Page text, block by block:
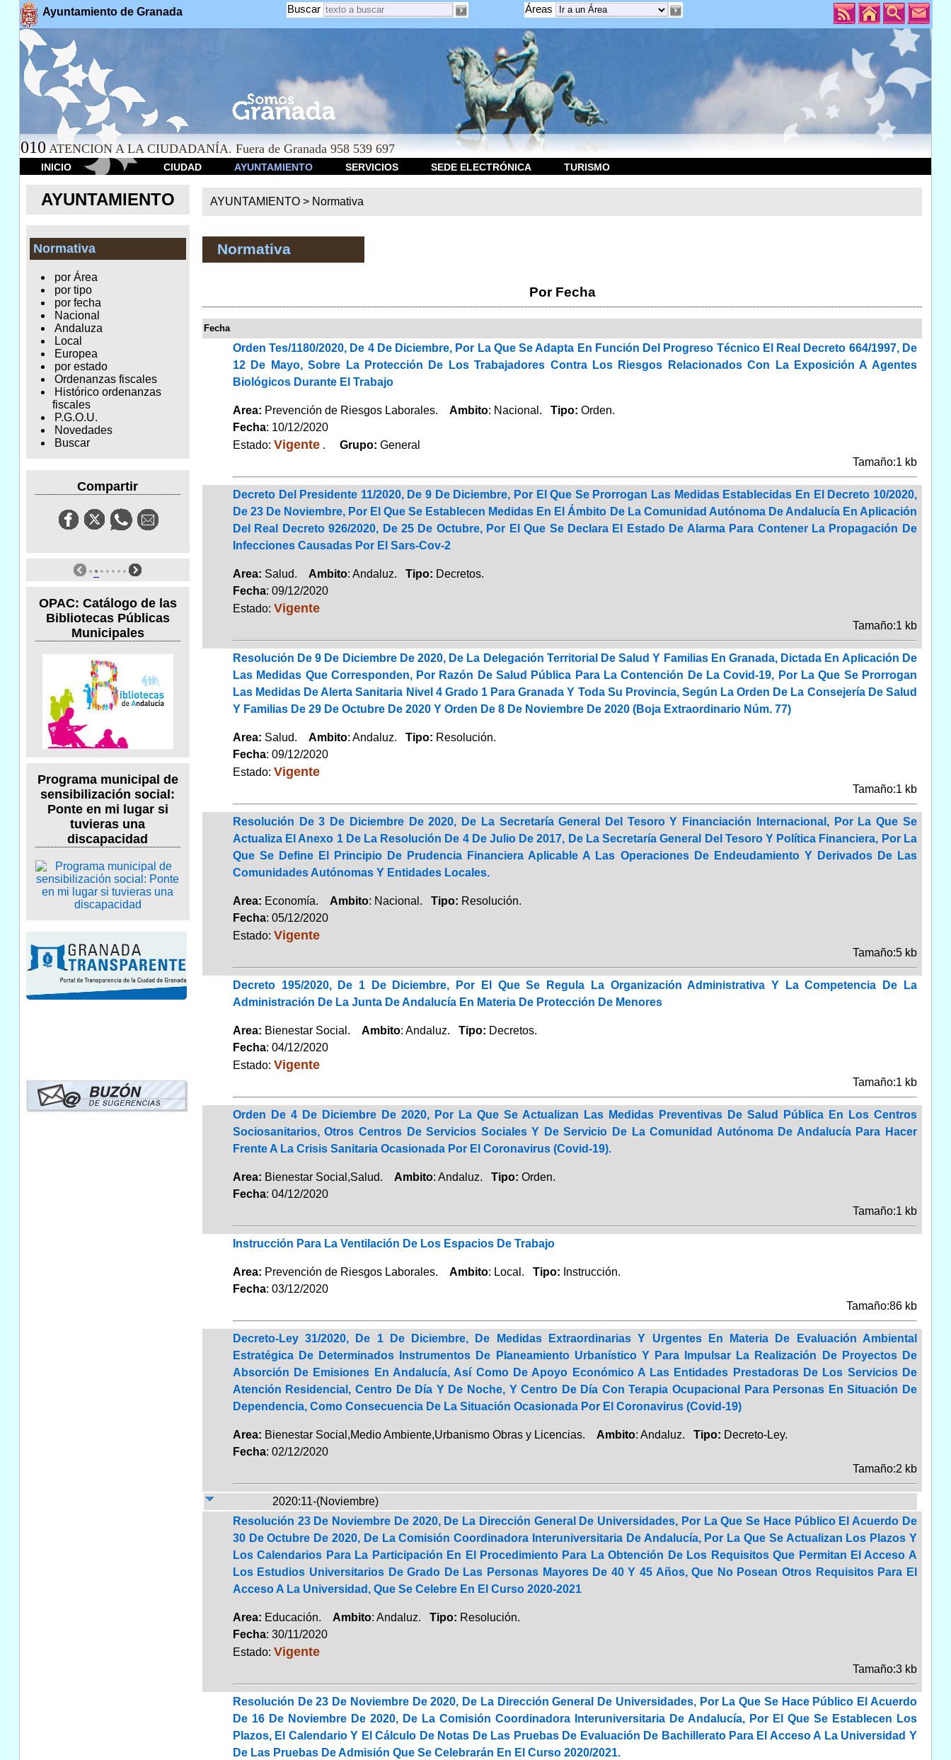
Ayuntamiento de Granada Áreas
Buscar
010 ATENCION A LA CIUDADANÍA. Fuera de Granada 958 539 697
INICIO CIUDAD AYUNTAMIENTO SERVICIOS SEDE ELECTRÓNICA TURISMO
AYUNTAMIENTO
Normativa
por Área
por tipo
por fecha
Nacional
Andaluza
Local
Europea
por estado
Ordenanzas fiscales
Histórico ordenanzas
fiscales
P.G.O.U.
Novedades
Buscar
Compartir
OPAC: Catálogo de las
Bibliotecas Públicas
Municipales
Programa municipal de
sensibilización social:
Ponte en mi lugar si
tuvieras una
discapacidad
AYUNTAMIENTO > Normativa
Normativa
Por Fecha
Fecha
Orden Tes/1180/2020, De 4 De Diciembre, Por La Que Se Adapta En Función Del Progreso Técnico El Real Decreto 664/1997, De
12 De Mayo, Sobre La Protección De Los Trabajadores Contra Los Riesgos Relacionados Con La Exposición A Agentes
Biológicos Durante El Trabajo
Area: Prevención de Riesgos Laborales. Ambito: Nacional. Tipo: Orden.
Fecha: 10/12/2020
Estado: Vigente. Grupo: General
Tamaño:1 kb
Decreto Del Presidente 11/2020, De 9 De Diciembre, Por El Que Se Prorrogan Las Medidas Establecidas En El Decreto 10/2020,
De 23 De Noviembre, Por El Que Se Establecen Medidas En El Ámbito De La Comunidad Autónoma De Andalucía En Aplicación
Del Real Decreto 926/2020, De 25 De Octubre, Por El Que Se Declara El Estado De Alarma Para Contener La Propagación De
Infecciones Causadas Por El Sars-Cov-2
Area: Salud. Ambito: Andaluz. Tipo: Decretos.
Fecha: 09/12/2020
Estado: Vigente
Tamaño:1 kb
Resolución De 9 De Diciembre De 2020, De La Delegación Territorial De Salud Y Familias En Granada, Dictada En Aplicación De
Las Medidas Que Corresponden, Por Razón De Salud Pública Para La Contención De La Covid-19, Por La Que Se Prorrogan
Las Medidas De Alerta Sanitaria Nivel 4 Grado 1 Para Granada Y Toda Su Provincia, Según La Orden De La Consejería De Salud
Y Familias De 29 De Octubre De 2020 Y Orden De 8 De Noviembre De 2020 (Boja Extraordinario Núm. 77)
Area: Salud. Ambito: Andaluz. Tipo: Resolución.
Fecha: 09/12/2020
Estado: Vigente
Tamaño:1 kb
Resolución De 3 De Diciembre De 2020, De La Secretaría General Del Tesoro Y Financiación Internacional, Por La Que Se
Actualiza El Anexo 1 De La Resolución De 4 De Julio De 2017, De La Secretaría General Del Tesoro Y Política Financiera, Por La
Que Se Define El Principio De Prudencia Financiera Aplicable A Las Operaciones De Endeudamiento Y Derivados De Las
Comunidades Autónomas Y Entidades Locales.
Area: Economía. Ambito: Nacional. Tipo: Resolución.
Fecha: 05/12/2020
Estado: Vigente
Tamaño:5 kb
Decreto 195/2020, De 1 De Diciembre, Por El Que Se Regula La Organización Administrativa Y La Competencia De La
Administración De La Junta De Andalucía En Materia De Protección De Menores
Area: Bienestar Social. Ambito: Andaluz. Tipo: Decretos.
Fecha: 04/12/2020
Estado: Vigente
Tamaño:1 kb
Orden De 4 De Diciembre De 2020, Por La Que Se Actualizan Las Medidas Preventivas De Salud Pública En Los Centros
Sociosanitarios, Otros Centros De Servicios Sociales Y De Servicio De La Comunidad Autónoma De Andalucía Para Hacer
Frente A La Crisis Sanitaria Ocasionada Por El Coronavirus (Covid-19).
Area: Bienestar Social,Salud. Ambito: Andaluz. Tipo: Orden.
Fecha: 04/12/2020
Tamaño:1 kb
Instrucción Para La Ventilación De Los Espacios De Trabajo
Area: Prevención de Riesgos Laborales. Ambito: Local. Tipo: Instrucción.
Fecha: 03/12/2020
Tamaño:86 kb
Decreto-Ley 31/2020, De 1 De Diciembre, De Medidas Extraordinarias Y Urgentes En Materia De Evaluación Ambiental
Estratégica De Determinados Instrumentos De Planeamiento Urbanístico Y Para Impulsar La Realización De Proyectos De
Absorción De Emisiones En Andalucía, Así Como De Apoyo Económico A Las Entidades Prestadoras De Los Servicios De
Atención Residencial, Centro De Día Y De Noche, Y Centro De Día Con Terapia Ocupacional Para Personas En Situación De
Dependencia, Como Consecuencia De La Situación Ocasionada Por El Coronavirus (Covid-19)
Area: Bienestar Social,Medio Ambiente,Urbanismo Obras y Licencias. Ambito: Andaluz. Tipo: Decreto-Ley.
Fecha: 02/12/2020
Tamaño:2 kb
2020:11-(Noviembre)
Resolución 23 De Noviembre De 2020, De La Dirección General De Universidades, Por La Que Se Hace Público El Acuerdo De
30 De Octubre De 2020, De La Comisión Coordinadora Interuniversitaria De Andalucía, Por La Que Se Actualizan Los Plazos Y
Los Calendarios Para La Participación En El Procedimiento Para La Obtención De Los Requisitos Que Permitan El Acceso A
Los Estudios Universitarios De Grado De Las Personas Mayores De 40 Y 45 Años, Que No Posean Otros Requisitos Para El
Acceso A La Universidad, Que Se Celebre En El Curso 2020-2021
Area: Educación. Ambito: Andaluz. Tipo: Resolución.
Fecha: 30/11/2020
Estado: Vigente
Tamaño:3 kb
Resolución De 23 De Noviembre De 2020, De La Dirección General De Universidades, Por La Que Se Hace Público El Acuerdo
De 16 De Noviembre De 2020, De La Comisión Coordinadora Interuniversitaria De Andalucía, Por El Que Se Establecen Los
Plazos, El Calendario Y El Cálculo De Notas De Las Pruebas De Evaluación De Bachillerato Para El Acceso A La Universidad Y
De Las Pruebas De Admisión Que Se Celebrarán En El Curso 2020/2021.